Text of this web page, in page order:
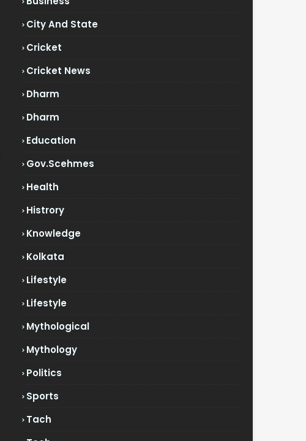
City And State
Cricket
Cricket News
Dharm
Dharm
Education
Gov.scehmes
Health
Histrory
Knowledge
Kolkata
Lifestyle
Lifestyle
Mythological
Mythology
Politics
Sports
Tach